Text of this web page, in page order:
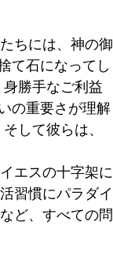
ちには、神の御
て石になってし
勝手なご利益
の重要さが理解
して彼らは、
エスの十字架に
習慣にパラダイ
ど、すべての問